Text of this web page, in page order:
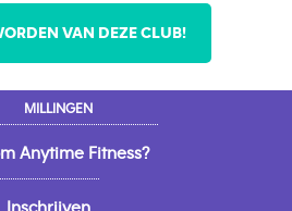
VAN DEZE CLUB!
MILLINGEN
Anytime Fitness?